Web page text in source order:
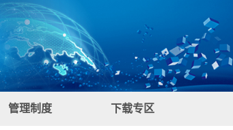
管理制度 下载专区